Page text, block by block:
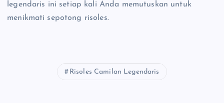
legendaris ini setiap kali Anda memutuskan untuk
menikmati sepotong risoles.
Risoles Camilan Legendaris